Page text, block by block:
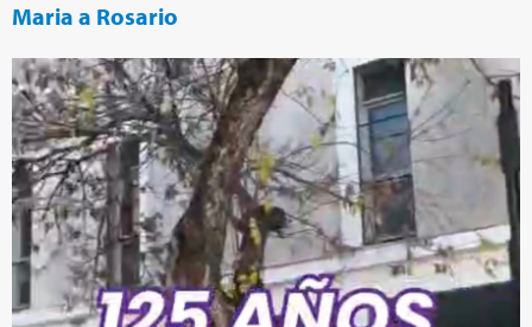
Maria a Rosario